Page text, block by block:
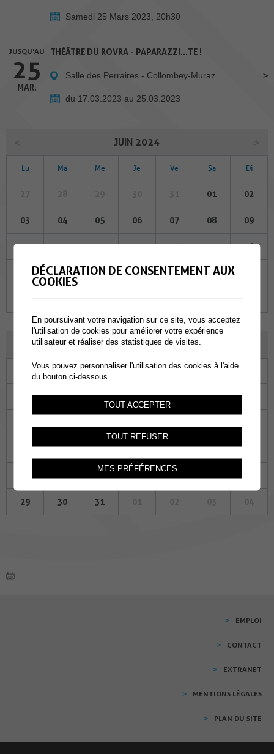
Samedi 25 Mars 2023, 20h30
JUSQU'AU
25
MAR.
THÉÂTRE DU ROVRA - PAPARAZZI...TE !
Salle des Perraires - Collombey-Muraz
du 17.03.2023 au 25.03.2023
JUIN 2024
Lu Ma Me Je Ve Sa Di
01 02
03 04 05 06 07 08 09
10 11 12 13 14 15 16
18 19 20 21 22
JUILLET 2024
Ma Me Je Ve Sa
02 03 04 05 06
16 17 18 19 20
29 30 31
EMPLOI
CONTACT
EXTRANET
MENTIONS LÉGALES
PLAN DU SITE
DÉCLARATION DE CONSENTEMENT AUX
COOKIES
En poursuivant votre navigation sur ce site, vous acceptez
l'utilisation de cookies pour améliorer votre expérience
utilisateur et réaliser des statistiques de visites.
Vous pouvez personnaliser l'utilisation des cookies à l'aide
du bouton ci-dessous.
TOUT ACCEPTER
TOUT REFUSER
MES PRÉFÉRENCES